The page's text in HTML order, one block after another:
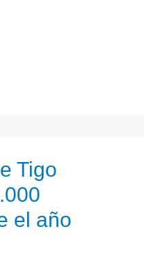
Tigo
el año